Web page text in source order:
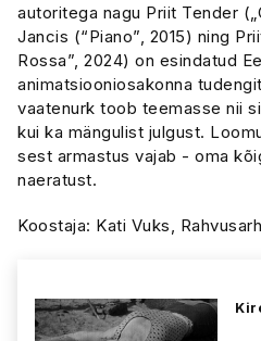
autoritega nagu Priit Tender
Jancis (“Piano”, 2015) ning
Rossa”, 2024) on esindatud
animatsiooniosakonna
vaatenurk toob teemasse nii
kui ka mängulist julgust.
sest armastus vajab - oma
naeratust.
Koostaja: Kati Vuks,